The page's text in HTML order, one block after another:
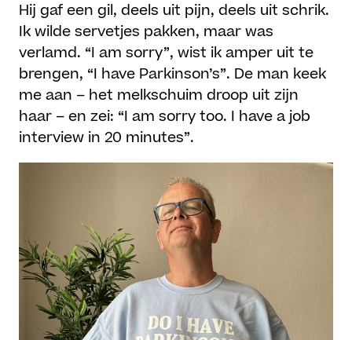
Hij gaf een gil, deels uit pijn, deels uit schrik.
Ik wilde servetjes pakken, maar was
verlamd. “I am sorry”, wist ik amper uit te
brengen, “I have Parkinson’s”. De man keek
me aan – het melkschuim droop uit zijn
haar – en zei: “I am sorry too. I have a job
interview in 20 minutes”.